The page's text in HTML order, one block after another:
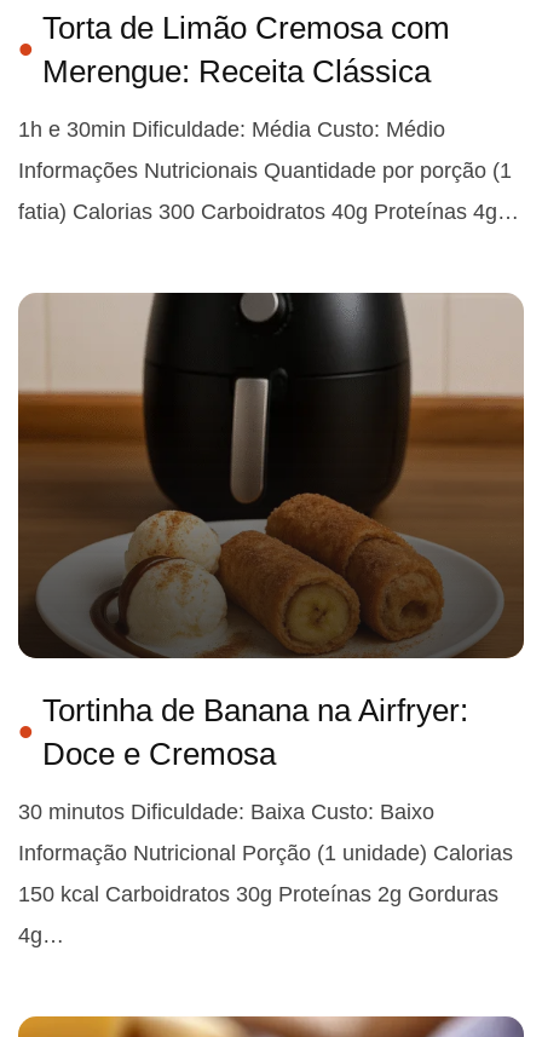
Torta de Limão Cremosa com
Merengue: Receita Clássica
1h e 30min Dificuldade: Média Custo: Médio
Informações Nutricionais Quantidade por porção (1
fatia) Calorias 300 Carboidratos 40g Proteínas 4g…
Tortinha de Banana na Airfryer:
Doce e Cremosa
30 minutos Dificuldade: Baixa Custo: Baixo
Informação Nutricional Porção (1 unidade) Calorias
150 kcal Carboidratos 30g Proteínas 2g Gorduras
4g…